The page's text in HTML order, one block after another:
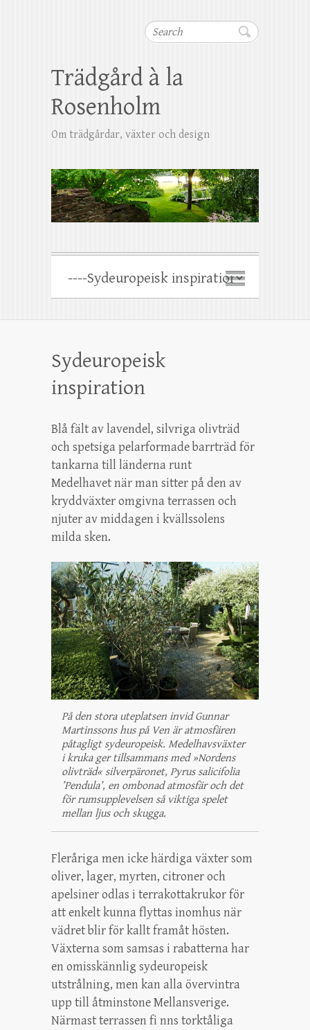
Search
Trädgård à la
Rosenholm
Om trädgårdar, växter och design
Sydeuropeisk
inspiration
Blå fält av lavendel, silvriga olivträd
och spetsiga pelarformade barrträd för
tankarna till länderna runt
Medelhavet när man sitter på den av
kryddväxter omgivna terrassen och
njuter av middagen i kvällssolens
milda sken.
På den stora uteplatsen invid Gunnar
Martinssons hus på Ven är atmosfären
påtagligt sydeuropeisk. Medelhavsväxter
i kruka ger tillsammans med »Nordens
olivträd« silverpäronet, Pyrus salicifolia
’Pendula’, en ombonad atmosfär och det
för rumsupplevelsen så viktiga spelet
mellan ljus och skugga.
Fleråriga men icke härdiga växter som
oliver, lager, myrten, citroner och
apelsiner odlas i terrakottakrukor för
att enkelt kunna flyttas inomhus när
vädret blir för kallt framåt hösten.
Växterna som samsas i rabatterna har
en omisskännlig sydeuropeisk
utstrålning, men kan alla övervintra
upp till åtminstone Mellansverige.
Närmast terrassen fi nns torktåliga